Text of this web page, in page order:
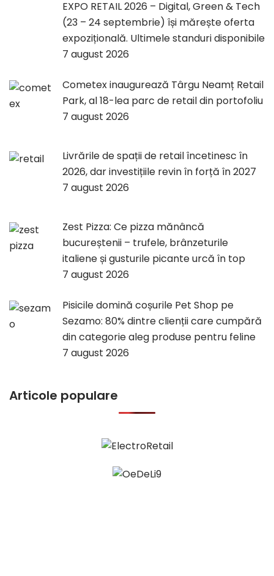
EXPO RETAIL 2026 – Digital, Green & Tech
(23 – 24 septembrie) își mărește oferta
expozițională. Ultimele standuri disponibile
7 august 2026
Cometex inaugurează Târgu Neamț Retail
Park, al 18-lea parc de retail din portofoliu
7 august 2026
Livrările de spații de retail încetinesc în
2026, dar investițiile revin în forță în 2027
7 august 2026
Zest Pizza: Ce pizza mănâncă
bucureștenii – trufele, brânzeturile
italiene și gusturile picante urcă în top
7 august 2026
Pisicile domină coșurile Pet Shop pe
Sezamo: 80% dintre clienții care cumpără
din categorie aleg produse pentru feline
7 august 2026
Articole populare